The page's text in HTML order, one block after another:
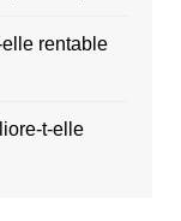
rentable
t-elle